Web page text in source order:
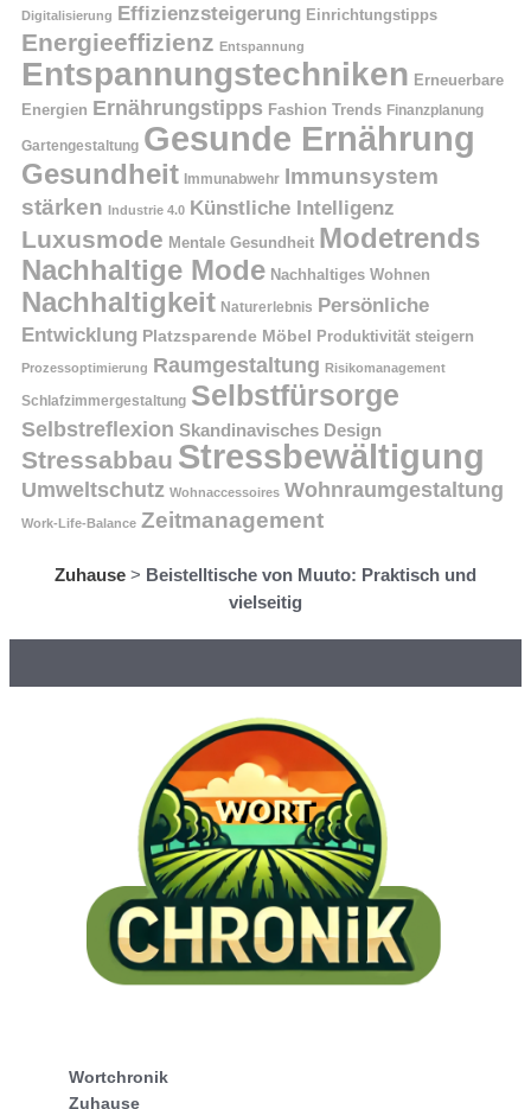
Digitalisierung Effizienzsteigerung Einrichtungstipps
Energieeffizienz Entspannung
Entspannungstechniken Erneuerbare
Energien Ernährungstipps Fashion Trends Finanzplanung
Gartengestaltung Gesunde Ernährung
Gesundheit Immunabwehr Immunsystem
stärken Industrie 4.0 Künstliche Intelligenz
Luxusmode Mentale Gesundheit Modetrends
Nachhaltige Mode Nachhaltiges Wohnen
Nachhaltigkeit Naturerlebnis Persönliche
Entwicklung Platzsparende Möbel Produktivität steigern
Prozessoptimierung Raumgestaltung Risikomanagement
Schlafzimmergestaltung Selbstfürsorge
Selbstreflexion Skandinavisches Design
Stressabbau Stressbewältigung
Umweltschutz Wohnaccessoires Wohnraumgestaltung
Work-Life-Balance Zeitmanagement
Zuhause > Beistelltische von Muuto: Praktisch und
vielseitig
Wortchronik
Zuhause